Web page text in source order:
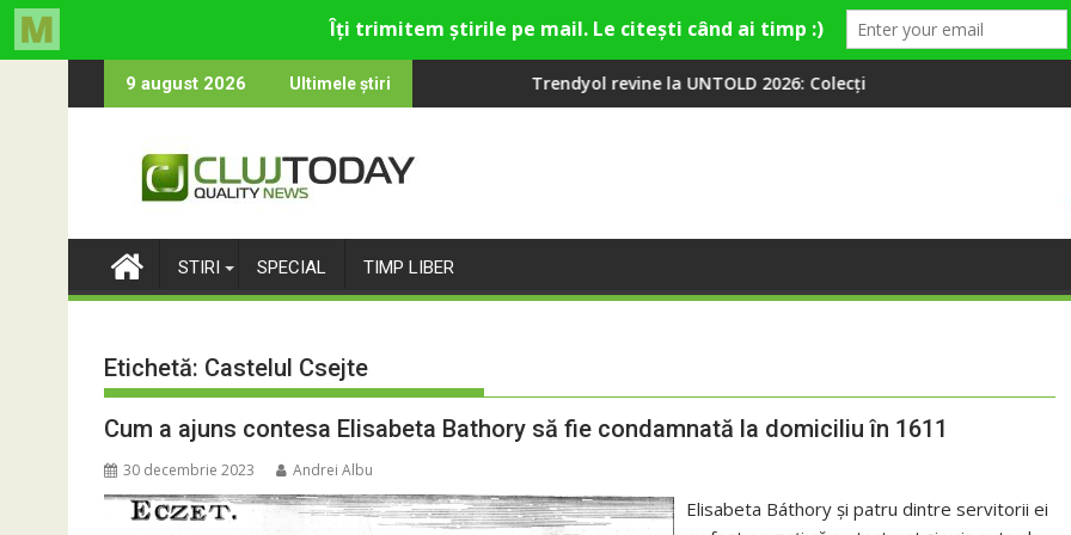
to
9 august 2026 Ultimele știri
rămân: Almost Still Trendyol revine la UNTOLD 2026: Colecții capsulă lansate cu Gina, Smiley și
Peste 100 000 de oameni
STIRI SPECIAL TIMP LIBER
Etichetă: Castelul Csejte
Cum a ajuns contesa Elisabeta Bathory să fie condamnată la domiciliu în 1611
30 decembrie 2023 Andrei Albu
Elisabeta Báthory și patru dintre servitorii ei